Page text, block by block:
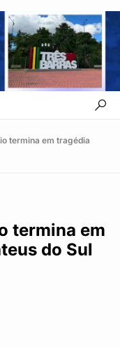
termina em tragédia
termina em
do Sul